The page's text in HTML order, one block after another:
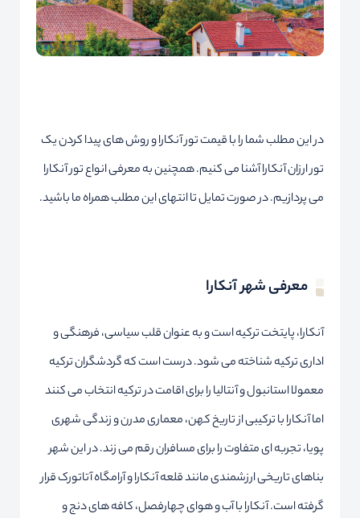
در این مطلب شما را با قیمت تور آنکارا و روش های پیدا کردن یک
تور ارزان آنکارا آشنا می کنیم. همچنین به معرفی انواع تور آنکارا
می پردازیم. در صورت تمایل تا انتهای این مطلب همراه ما باشید.
معرفی شهر آنکارا
آنکارا، پایتخت ترکیه است و به عنوان قلب سیاسی، فرهنگی و
اداری ترکیه شناخته می شود. درست است که گردشگران ترکیه
معمولا استانبول و آنتالیا را برای اقامت در ترکیه انتخاب می کنند
اما آنکارا با ترکیبی از تاریخ کهن، معماری مدرن و زندگی شهری
پویا، تجربه ای متفاوت را برای مسافران رقم می زند. در این شهر
بناهای تاریخی ارزشمندی مانند قلعه آنکارا و آرامگاه آتاتورک قرار
گرفته است. آنکارا با آب و هوای چهارفصل، کافه های دنج و